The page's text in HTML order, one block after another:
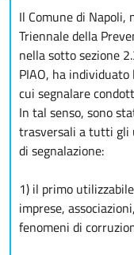
Il Comune di Napoli,
Triennale della
nella sotto sezione
PIAO, ha
cui segnalare
In tal senso, sono
trasversali a tutti gli
di segnalazione:
1) il primo
imprese, associazioni,
fenomeni di